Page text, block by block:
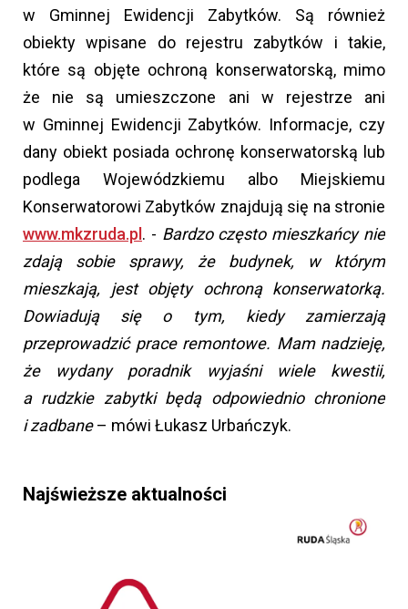
w Gminnej Ewidencji Zabytków. Są również
obiekty wpisane do rejestru zabytków i takie,
które są objęte ochroną konserwatorską, mimo
że nie są umieszczone ani w rejestrze ani
w Gminnej Ewidencji Zabytków. Informacje, czy
dany obiekt posiada ochronę konserwatorską lub
podlega Wojewódzkiemu albo Miejskiemu
Konserwatorowi Zabytków znajdują się na stronie
www.mkzruda.pl . - Bardzo często mieszkańcy nie
zdają sobie sprawy, że budynek, w którym
mieszkają, jest objęty ochroną konserwatorką.
Dowiadują się o tym, kiedy zamierzają
przeprowadzić prace remontowe. Mam nadzieję,
że wydany poradnik wyjaśni wiele kwestii,
a rudzkie zabytki będą odpowiednio chronione
i zadbane– mówi Łukasz Urbańczyk.
Najświeższe aktualności